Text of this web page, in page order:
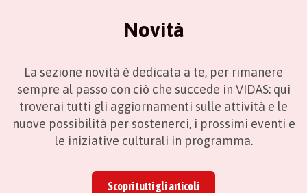
Novità
La sezione novità è dedicata a te, per rimanere
sempre al passo con ciò che succede in VIDAS: qui
troverai tutti gli aggiornamenti sulle attività e le
nuove possibilità per sostenerci, i prossimi eventi e
le iniziative culturali in programma.
Scopri tutti gli articoli